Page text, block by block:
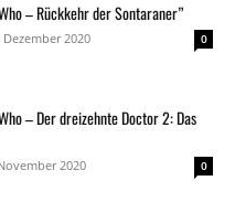
– Rückkehr der Sontaraner”
Dezember 2020 0
– Der dreizehnte Doctor 2: Das
2020 0